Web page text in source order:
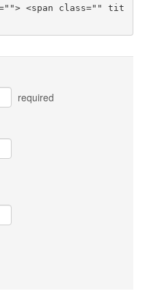
<span class="" tit
required